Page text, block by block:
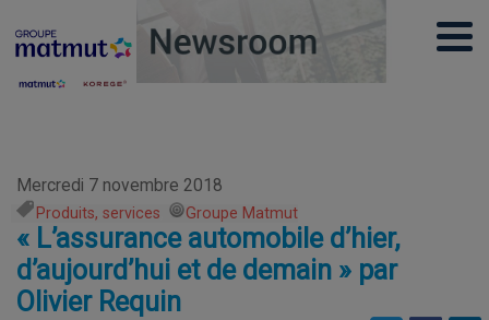
Mercredi 7 novembre 2018
Produits, services Groupe Matmut
« L’assurance automobile d’hier,
d’aujourd’hui et de demain » par
Olivier Requin